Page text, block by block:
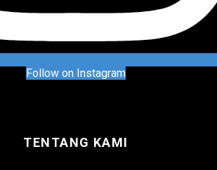
Follow on Instagram
TENTANG KAMI